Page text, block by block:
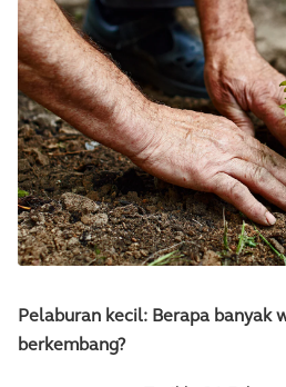
Pelaburan kecil: Berapa banyak
berkembang?